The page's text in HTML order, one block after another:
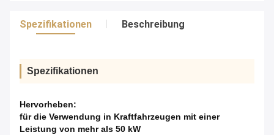
Spezifikationen Beschreibung
Spezifikationen
Hervorheben:
für die Verwendung in Kraftfahrzeugen mit einer
Leistung von mehr als 50 kW